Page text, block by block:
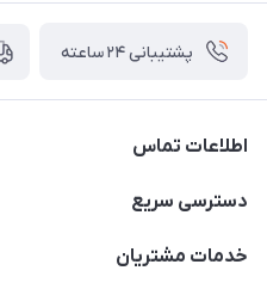
پشتیبانی ۲۴ ساعته
اطلاعات تماس
02177111474
دسترسی سریع
حساب کاربری
خدمات مشتریان